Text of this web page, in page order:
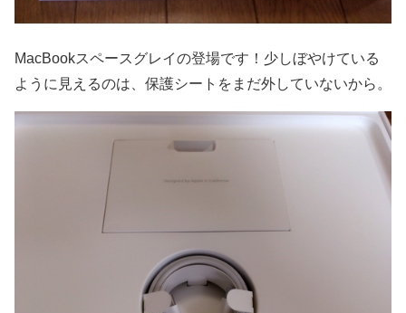
MacBookスペースグレイの登場です！少しぼやけている
ように見えるのは、保護シートをまだ外していないから。